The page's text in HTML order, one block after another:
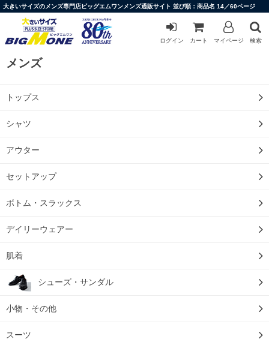
大きいサイズのメンズ専門店ビッグエムワンメンズ通販サイト 並び順：商品名 14／60ページ
ログイン カート マイページ 検索
メンズ
トップス
シャツ
アウター
セットアップ
ボトム・スラックス
デイリーウェアー
肌着
シューズ・サンダル
小物・その他
スーツ